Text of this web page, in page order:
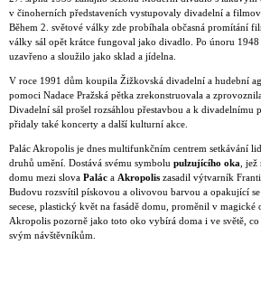
v činoherních představeních vystupovaly divadelní a
Během 2. světové války zde probíhala občasná promítání
války sál opět krátce fungoval jako divadlo. Po únoru
uzavřeno a sloužilo jako sklad a jídelna.
V roce 1991 dům koupila Žižkovská divadelní a hudební
pomoci Nadace Pražská pětka zrekonstruovala a
Divadelní sál prošel rozsáhlou přestavbou a k divadelnímu
přidaly také koncerty a další kulturní akce.
Palác Akropolis je dnes multifunkčním centrem setkávání
druhů umění. Dostává svému symbolu pulzujícího oka ,
domu mezi slova Palác a Akropolis zasadil výtvarník
Budovu rozsvítil pískovou a olivovou barvou a opakující se
secese, plastický květ na fasádě domu, proměnil v magické
Akropolis pozorně jako toto oko vybírá doma i ve světě, co
svým návštěvníkům.